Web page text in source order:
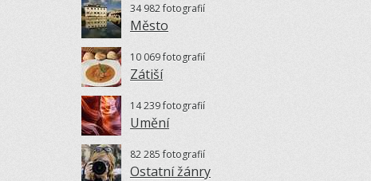
34 982 fotografií
Město
10 069 fotografií
Zátiší
14 239 fotografií
Umění
82 285 fotografií
Ostatní žánry